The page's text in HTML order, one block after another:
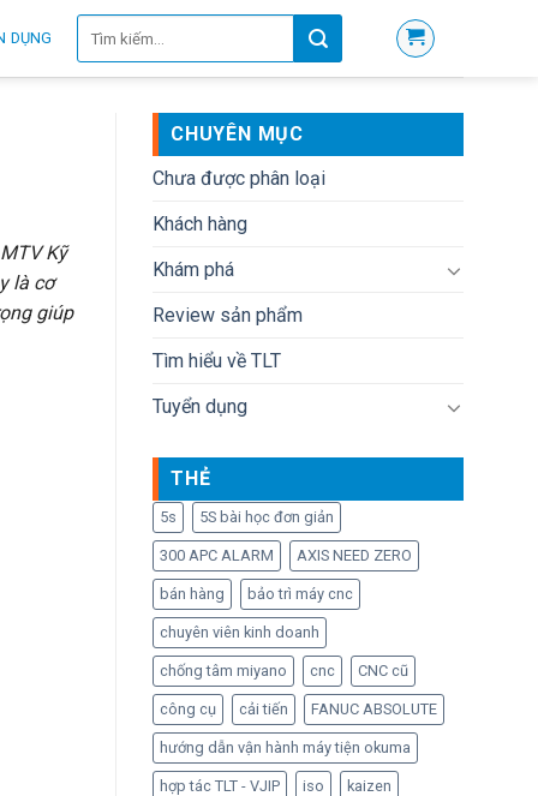
DỤNG
kiếm:
Kỹ
là cơ
giúp
CHUYÊN MỤC
Chưa được phân loại
Khách hàng
Khám phá
Review sản phẩm
Tìm hiểu về TLT
Tuyển dụng
THẺ
5s 5S bài học đơn giản
300 APC ALARM AXIS NEED ZERO
bán hàng bảo trì máy cnc
chuyên viên kinh doanh
chống tâm miyano cnc CNC cũ
công cụ cải tiến FANUC ABSOLUTE
hướng dẫn vận hành máy tiện okuma
hợp tác TLT - VJIP iso kaizen